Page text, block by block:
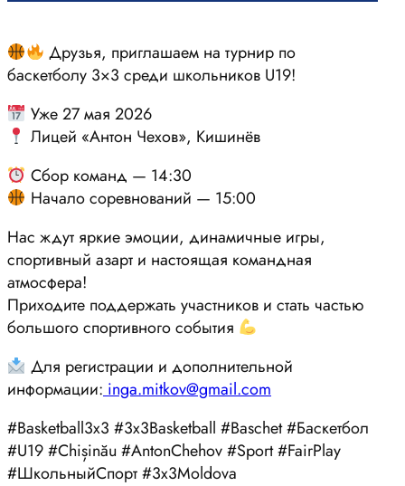
Друзья, приглашаем на турнир по
баскетболу 3×3 среди школьников U19!
Уже 27 мая 2026
Лицей «Антон Чехов», Кишинёв
Сбор команд — 14:30
Начало соревнований — 15:00
Нас ждут яркие эмоции, динамичные игры,
спортивный азарт и настоящая командная
атмосфера!
Приходите поддержать участников и стать частью
большого спортивного события
Для регистрации и дополнительной
информации: inga.mitkov@gmail.com
#Basketball3x3 #3x3Basketball #Baschet #Баскетбол
#U19 #Chișinău #AntonChehov #Sport #FairPlay
#ШкольныйСпорт #3x3Moldova